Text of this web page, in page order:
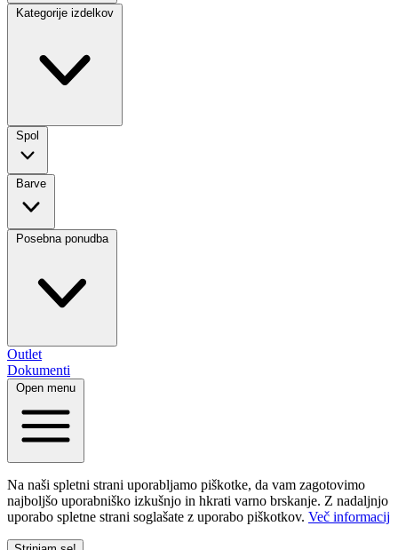
Kategorije izdelkov
Spol
Barve
Posebna ponudba
Outlet
Dokumenti
Open menu
Na naši spletni strani uporabljamo piškotke, da vam zagotovimo
najboljšo uporabniško izkušnjo in hkrati varno brskanje. Z nadaljnjo
uporabo spletne strani soglašate z uporabo piškotkov. Več informacij